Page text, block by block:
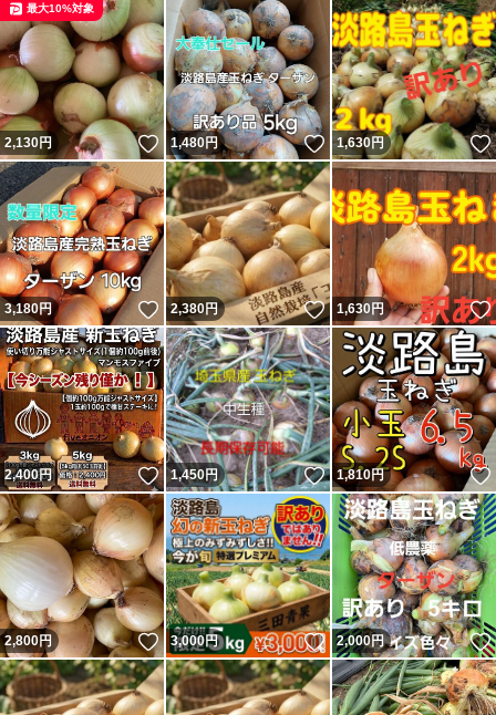
2,130円 いいね！
最大10%対象
1,480円 いいね！
1,630円
3,180円 いいね！
2,380円 いいね！
1,630円
2,400円 いいね！
1,450円 いいね！
1,810円
2,800円 いいね！
3,000円 いいね！
2,000円